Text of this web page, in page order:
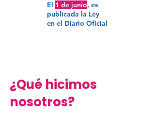
El 1 de junio, es
publicada la Ley
en el Diario Oficial
¿Qué hicimos
nosotros?